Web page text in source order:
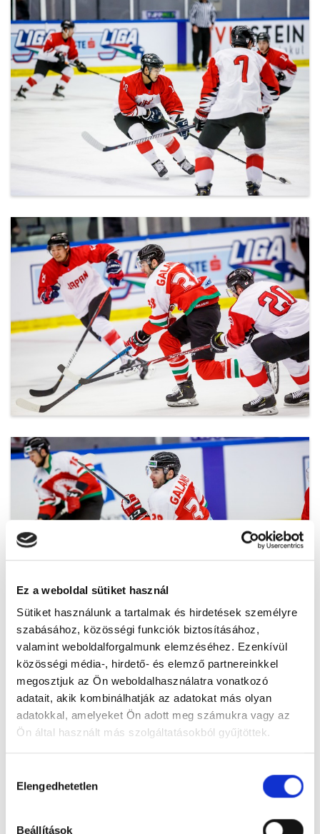
Ez a weboldal sütiket használ
Sütiket használunk a tartalmak és hirdetések személyre
szabásához, közösségi funkciók biztosításához,
valamint weboldalforgalmunk elemzéséhez. Ezenkívül
közösségi média-, hirdető- és elemző partnereinkkel
megosztjuk az Ön weboldalhasználatra vonatkozó
adatait, akik kombinálhatják az adatokat más olyan
adatokkal, amelyeket Ön adott meg számukra vagy az
Ön által használt más szolgáltatásokból gyűjtöttek.
kiválasztása
Elengedhetetlen
Beállítások
ml_191212_137.jpg
ml_191212_139.jpg